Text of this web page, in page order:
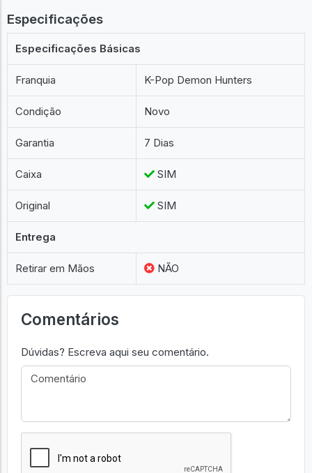
Especificações
Especificações Básicas
Franquia K-Pop Demon Hunters
Condição Novo
Garantia 7 Dias
Caixa SIM
Original SIM
Entrega
Retirar em Mãos NÃO
Comentários
Dúvidas? Escreva aqui seu comentário.